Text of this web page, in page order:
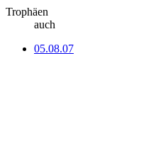
Trophäen
auch
05.08.07